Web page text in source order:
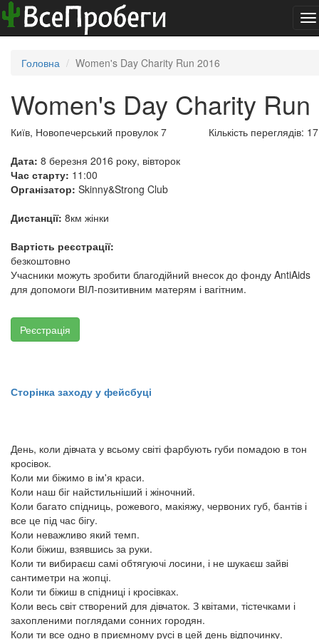
Головна Women's Day Charity Run 2016
Women's Day Charity Run
Київ, Новопечерський провулок 7
Кількість переглядів:
Дата: 8 березня 2016 року, вівторок
Час старту: 11:00
Організатор: Skinny&Strong Club
Дистанції: 8км жінки
Вартість реєстрації:
безкоштовно
Учасники можуть зробити благодійний внесок до фонду AntiAids
для допомоги ВІЛ-позитивним матерям і вагітним.
Реєстрація
Сторінка заходу у фейсбуці
День, коли дівчата у всьому світі фарбують губи помадою в тон
кросівок.
Коли ми біжимо в ім'я краси.
Коли наш біг найстильніший і жіночний.
Коли багато спідниць, рожевого, макіяжу, червоних губ, бантів і
все це під час бігу.
Коли неважливо який темп.
Коли біжиш, взявшись за руки.
Коли ти вибираєш самі обтягуючі лосини, і не шукаєш зайві
сантиметри на жопці.
Коли ти біжиш в спідниці і кросівках.
Коли весь світ створений для дівчаток. З квітами, тістечками і
захопленими поглядами сонних городян.
Коли ти все одно в приємному русі в цей день відпочинку.